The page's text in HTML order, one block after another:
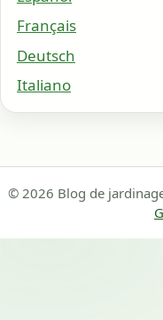
Français
Deutsch
Italiano
© 2026 Blog de